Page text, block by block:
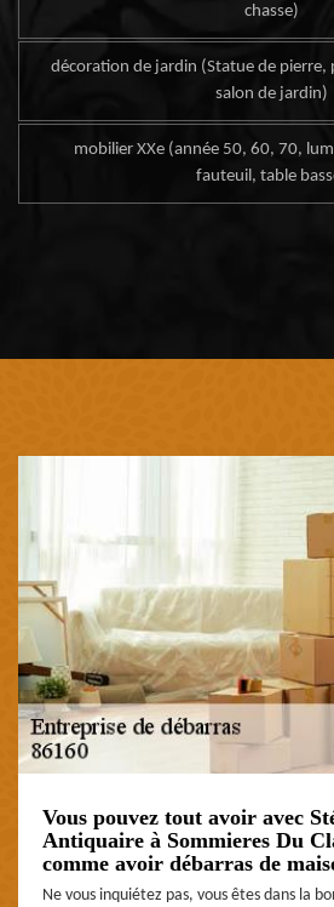
chasse)
décoration de jardin (Statue de
salon de jardin)
mobilier XXe (année 50, 60, 70,
fauteuil, table
Vous pouvez tout avoir avec
Antiquaire à Sommieres Du
comme avoir débarras de
Ne vous inquiétez pas, vous êtes dans la